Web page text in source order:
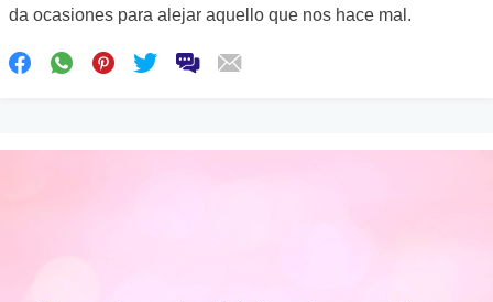
da ocasiones para alejar aquello que nos hace mal.